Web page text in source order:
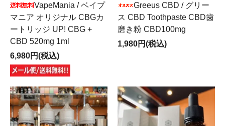
VapeMania / ベイプ
マニア オリジナル CBGカ
ートリッジ UP! CBG +
CBD 520mg 1ml
6,980円(税込)
Greeus CBD / グリー
ス CBD Toothpaste CBD歯
磨き粉 CBD100mg
1,980円(税込)